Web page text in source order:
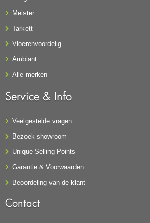
Meister
Tarkett
Vloerenvoordelig
Ambiant
Alle merken
Service & Info
Veelgestelde vragen
Bezoek showroom
Unique Selling Points
Garantie & Voorwaarden
Beoordeling van de klant
Contact